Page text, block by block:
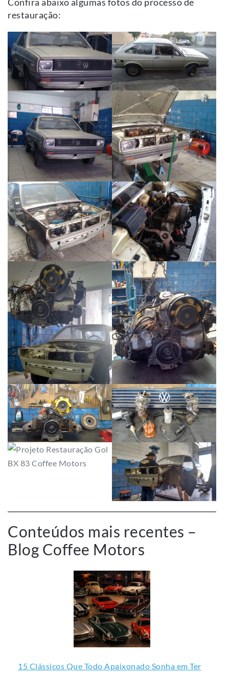
Confira abaixo algumas fotos do processo de
restauração:
Conteúdos mais recentes –
Blog Coffee Motors
15 Clássicos Que Todo Apaixonado Sonha em Ter